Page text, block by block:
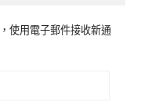
使用電子郵件接收新通